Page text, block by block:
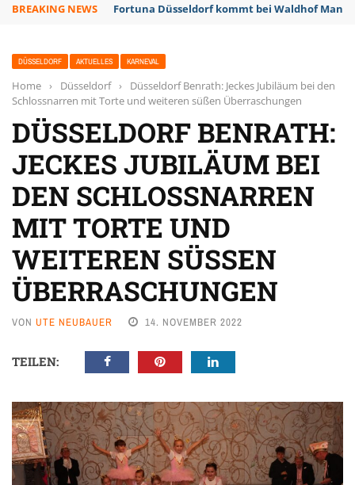
BREAKING NEWS Fortuna Düsseldorf kommt bei Waldhof
DÜSSELDORF AKTUELLES KARNEVAL
Home › Düsseldorf ›
Düsseldorf Benrath: Jeckes Jubiläum bei den
Schlossnarren mit Torte und weiteren süßen Überraschungen
DÜSSELDORF BENRATH:
JECKES JUBILÄUM BEI
DEN SCHLOSSNARREN
MIT TORTE UND
WEITEREN SÜSSEN Ü
BERRASCHUNGEN
VON UTE NEUBAUER 14. NOVEMBER 2022
TEILEN: